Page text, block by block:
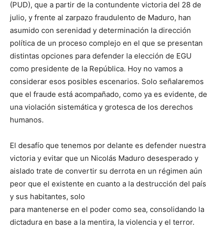
(PUD), que a partir de la contundente victoria del 28 de
julio, y frente al zarpazo fraudulento de Maduro, han
asumido con serenidad y determinación la dirección
política de un proceso complejo en el que se presentan
distintas opciones para defender la elección de EGU
como presidente de la República. Hoy no vamos a
considerar esos posibles escenarios. Solo señalaremos
que el fraude está acompañado, como ya es evidente, de
una violación sistemática y grotesca de los derechos
humanos.
El desafío que tenemos por delante es defender nuestra
victoria y evitar que un Nicolás Maduro desesperado y
aislado trate de convertir su derrota en un régimen aún
peor que el existente en cuanto a la destrucción del país
y sus habitantes, solo
para mantenerse en el poder como sea, consolidando la
dictadura en base a la mentira, la violencia y el terror.